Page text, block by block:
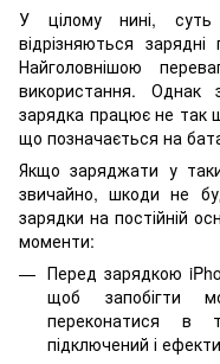
У цілому нині, суть
відрізняються
Найголовнішою
використання.
зарядка працює не так
що позначається на
Якщо заряджати у
звичайно, шкоди не
зарядки на постійній
моменти:
Перед зарядкою
щоб запобігти
переконатися в
підключений і